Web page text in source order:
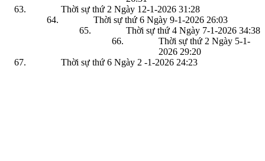
Thời sự thứ 2 Ngày 12-1-2026 31:28
Thời sự thứ 6 Ngày 9-1-2026 26:03
Thời sự thứ 4 Ngày 7-1-2026 34:38
Thời sự thứ 2 Ngày 5-1-
2026 29:20
Thời sự thứ 6 Ngày 2 -1-2026 24:23